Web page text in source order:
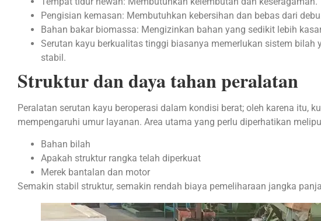
Pengisian kemasan: Membutuhkan kebersihan dan bebas dari
Bahan bakar biomassa: Mengizinkan bahan yang sedikit lebih
Serutan kayu berkualitas tinggi biasanya memerlukan sistem
stabil.
Struktur dan daya tahan peralatan
Peralatan serutan kayu beroperasi dalam kondisi berat; oleh karena itu,
mempengaruhi umur layanan. Area utama yang perlu diperhatikan
Bahan bilah
Apakah struktur rangka telah diperkuat
Merek bantalan dan motor
Semakin stabil struktur, semakin rendah biaya pemeliharaan jangka